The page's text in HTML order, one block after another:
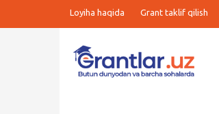
Loyiha haqida Grant taklif qilish